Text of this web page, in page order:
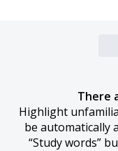
There
Highlight
be automatically
“Study words”